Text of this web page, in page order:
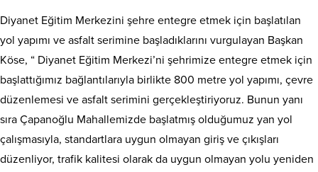
Diyanet Eğitim Merkezini şehre entegre etmek için başlatılan
yol yapımı ve asfalt serimine başladıklarını vurgulayan Başkan
Köse, “ Diyanet Eğitim Merkezi’ni şehrimize entegre etmek için
başlattığımız bağlantılarıyla birlikte 800 metre yol yapımı, çevre
düzenlemesi ve asfalt serimini gerçekleştiriyoruz. Bunun yanı
sıra Çapanoğlu Mahallemizde başlatmış olduğumuz yan yol
çalışmasıyla, standartlara uygun olmayan giriş ve çıkışları
düzenliyor, trafik kalitesi olarak da uygun olmayan yolu yeniden